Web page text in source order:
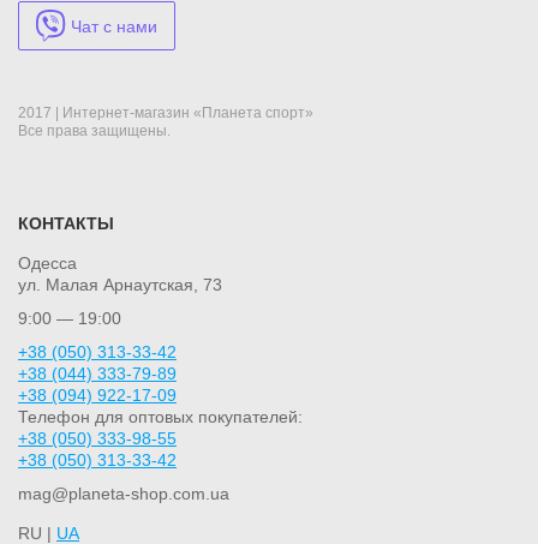
Чат с нами
2017 | Интернет-магазин «Планета спорт»
Все права защищены.
КОНТАКТЫ
Одесса
ул. Малая Арнаутская, 73
9:00 — 19:00
+38 (050) 313-33-42
+38 (044) 333-79-89
+38 (094) 922-17-09
Телефон для оптовых покупателей:
+38 (050) 333-98-55
+38 (050) 313-33-42
mag@planeta-shop.com.ua
RU | UA